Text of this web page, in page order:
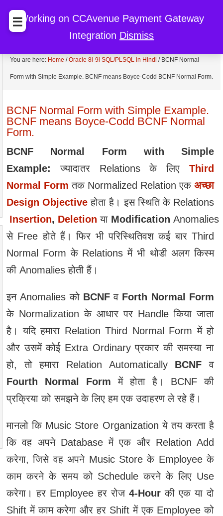
Working on CCAvenue Payment Gateway
Integration Dismiss
☰
BccFalna.com EBook Store My Cart
Discount
You are here: Home / Oracle 8i-9i SQL/PLSQL in Hindi /BCNF Normal
Form with Simple Example. BCNF means Boyce-Codd BCNF Normal Form.
BCNF Normal Form with Simple Example.
BCNF means Boyce-Codd BCNF Normal
Form.
BCNF Normal Form with Simple
Example:ज्यादातर Relations के लिएThird
Normal Form तक Normalized Relation एक अच्छा
Design Objective होता है। इस स्थिति के Relations
Insertion, Deletion या Modification Anomalies
से Free होते हैं। फिर भी परिस्थितिवश कई बार Third
Normal Form के Relations में भी थोडी अलग किस्म
की Anomalies होती हैं।
इन Anomalies को BCNFव Forth Normal Form
के Normalization के आधार पर Handle किया जाता
है। यदि हमारा Relation Third Normal Form में हो
और उसमें कोई Extra Ordinary प्रकार की समस्या ना
हो, तो हमारा Relation Automatically BCNF व
Fourth Normal Form में होता है। BCNF की
प्रक्रिया को समझने के लिए हम एक उदाहरण ले रहे हैं।
मानलो कि Music Store Organization ये तय करता है
कि वह अपने Database में एक और Relation Add
करेगा, जिसे वह अपने Music Store के Employee के
काम करने के समय को Schedule करने के लिए Use
करेगा। हर Employee हर रोज 4-Hour की एक या दो
Shift में काम करेगा और हर Shift में एक Employee को